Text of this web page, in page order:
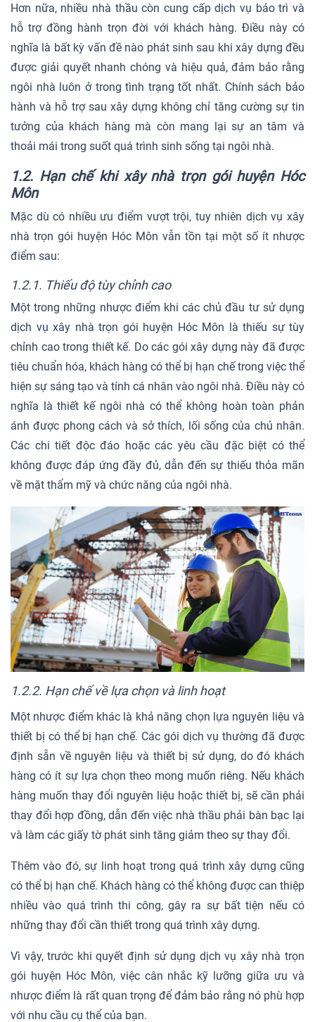
Hơn nữa, nhiều nhà thầu còn cung cấp dịch vụ bảo trì và
hỗ trợ đồng hành trọn đời với khách hàng. Điều này có
nghĩa là bất kỳ vấn đề nào phát sinh sau khi xây dựng đều
được giải quyết nhanh chóng và hiệu quả, đảm bảo rằng
ngôi nhà luôn ở trong tình trạng tốt nhất. Chính sách bảo
hành và hỗ trợ sau xây dựng không chỉ tăng cường sự tin
tưởng của khách hàng mà còn mang lại sự an tâm và
thoải mái trong suốt quá trình sinh sống tại ngôi nhà.
1.2. Hạn chế khi xây nhà trọn gói huyện Hóc
Môn
Mặc dù có nhiều ưu điểm vượt trội, tuy nhiên dịch vụ xây
nhà trọn gói huyện Hóc Môn vẫn tồn tại một số ít nhược
điểm sau:
1.2.1. Thiếu độ tùy chỉnh cao
Một trong những nhược điểm khi các chủ đầu tư sử dụng
dịch vụ xây nhà trọn gói huyện Hóc Môn là thiếu sự tùy
chỉnh cao trong thiết kế. Do các gói xây dựng này đã được
tiêu chuẩn hóa, khách hàng có thể bị hạn chế trong việc thể
hiện sự sáng tạo và tính cá nhân vào ngôi nhà. Điều này có
nghĩa là thiết kế ngôi nhà có thể không hoàn toàn phản
ánh được phong cách và sở thích, lối sống của chủ nhân.
Các chi tiết độc đáo hoặc các yêu cầu đặc biệt có thể
không được đáp ứng đầy đủ, dẫn đến sự thiếu thỏa mãn
về mặt thẩm mỹ và chức năng của ngôi nhà.
1.2.2. Hạn chế về lựa chọn và linh hoạt
Một nhược điểm khác là khả năng chọn lựa nguyên liệu và
thiết bị có thể bị hạn chế. Các gói dịch vụ thường đã được
định sẵn về nguyên liệu và thiết bị sử dụng, do đó khách
hàng có ít sự lựa chọn theo mong muốn riêng. Nếu khách
hàng muốn thay đổi nguyên liệu hoặc thiết bị, sẽ cần phải
thay đổi hợp đồng, dẫn đến việc nhà thầu phải bàn bạc lại
và làm các giấy tờ phát sinh tăng giảm theo sự thay đổi.
Thêm vào đó, sự linh hoạt trong quá trình xây dựng cũng
có thể bị hạn chế. Khách hàng có thể không được can thiệp
nhiều vào quá trình thi công, gây ra sự bất tiện nếu có
những thay đổi cần thiết trong quá trình xây dựng.
Vì vậy, trước khi quyết định sử dụng dịch vụ xây nhà trọn
gói huyện Hóc Môn, việc cân nhắc kỹ lưỡng giữa ưu và
nhược điểm là rất quan trọng để đảm bảo rằng nó phù hợp
với nhu cầu cụ thể của bạn.